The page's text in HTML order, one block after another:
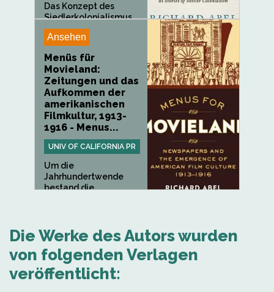
Das Konzept des
Siedlerkolonialismus
ist ein...
Ansehen
Menüs für
Movieland:
Zeitungen und das
Aufkommen der
amerikanischen
Filmkultur, 1913-
1916 - Menus...
UNIV OF CALIFORNIA PR
Um die
Jahrhundertwende
bestand die
Die Werke des Autors wurden
von folgenden Verlagen
veröffentlicht: